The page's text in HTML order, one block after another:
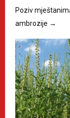
Poziv
ambrozije →